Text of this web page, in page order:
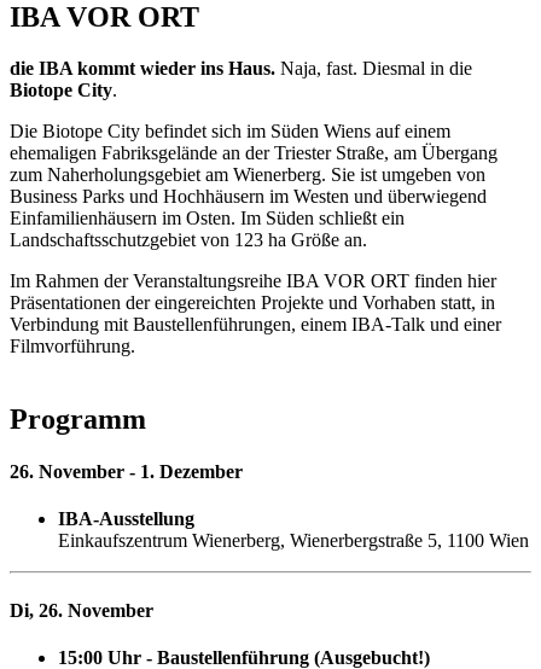
IBA VOR ORT
die IBA kommt wieder ins Haus. Naja, fast. Diesmal in die
Biotope City.
Die Biotope City befindet sich im Süden Wiens auf einem
ehemaligen Fabriksgelände an der Triester Straße, am Übergang
zum Naherholungsgebiet am Wienerberg. Sie ist umgeben von
Business Parks und Hochhäusern im Westen und überwiegend
Einfamilienhäusern im Osten. Im Süden schließt ein
Landschaftsschutzgebiet von 123 ha Größe an.
Im Rahmen der Veranstaltungsreihe IBA VOR ORT finden hier
Präsentationen der eingereichten Projekte und Vorhaben statt, in
Verbindung mit Baustellenführungen, einem IBA-Talk und einer
Filmvorführung.
Programm
26. November - 1. Dezember
IBA-Ausstellung
Einkaufszentrum Wienerberg, Wienerbergstraße 5, 1100 Wien
Di, 26. November
15:00 Uhr - Baustellenführung (Ausgebucht!)